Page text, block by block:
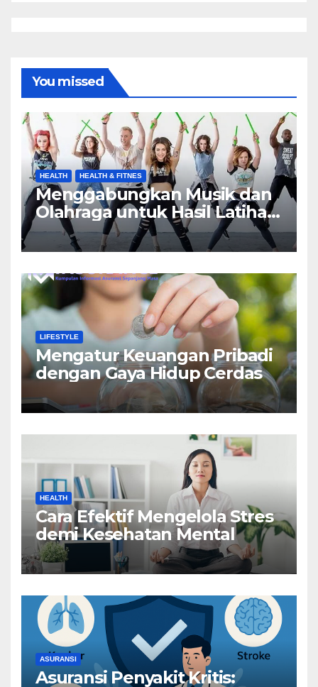
You missed
HEALTH HEALTH & FITNES
Menggabungkan Musik dan
Olahraga untuk Hasil Latihan
yang Maksimal
LIFESTYLE
Mengatur Keuangan Pribadi
dengan Gaya Hidup Cerdas
HEALTH
Cara Efektif Mengelola Stres
demi Kesehatan Mental
ASURANSI
Asuransi Penyakit Kritis: